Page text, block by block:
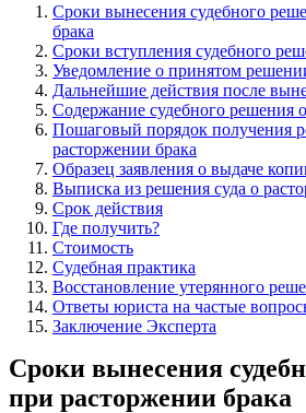
Сроки вынесения судебного
брака
Сроки вступления судебного
Уведомление о принятом
Дальнейшие действия после
Содержание судебного решения
Пошаговый порядок получения
расторжении брака
Образец заявления о выдаче
Выписка из решения суда о
Срок действия
Где получить?
Стоимость
Судебная практика
Восстановление утерянного
Ответы юриста на частые
Заключение Эксперта
Сроки вынесения
при расторжении брака